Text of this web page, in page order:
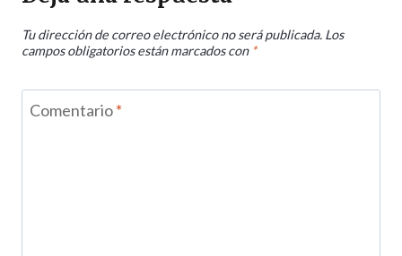
Tu dirección de correo electrónico no será publicada. Los
campos obligatorios están marcados con *
Comentario*